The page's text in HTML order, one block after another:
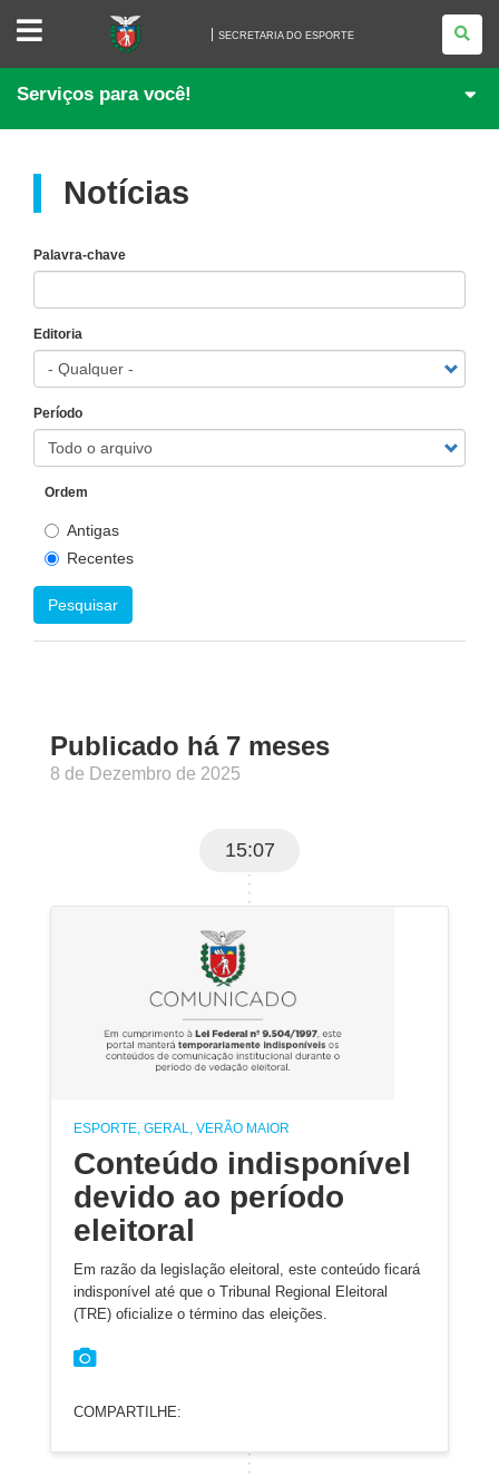
SECRETARIA
ESPORTE
SECRETARIA DO ESPORTE
Serviços para você!
Notícias
Palavra-chave
Editoria
Período
Ordem
Antigas
Recentes
Pesquisar
Publicado há 7 meses
8 de Dezembro de 2025
15:07
ESPORTE, GERAL, VERÃO MAIOR
Conteúdo indisponível
devido ao período
eleitoral
Em razão da legislação eleitoral, este conteúdo ficará
indisponível até que o Tribunal Regional Eleitoral
(TRE) oficialize o término das eleições.
COMPARTILHE: